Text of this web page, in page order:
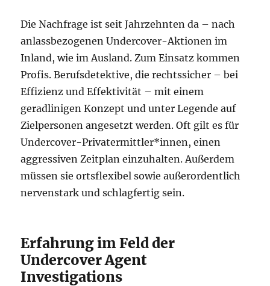
Die Nachfrage ist seit Jahrzehnten da – nach
anlassbezogenen Undercover-Aktionen im
Inland, wie im Ausland. Zum Einsatz kommen
Profis. Berufsdetektive, die rechtssicher – bei
Effizienz und Effektivität – mit einem
geradlinigen Konzept und unter Legende auf
Zielpersonen angesetzt werden. Oft gilt es für
Undercover-Privatermittler*innen, einen
aggressiven Zeitplan einzuhalten. Außerdem
müssen sie ortsflexibel sowie außerordentlich
nervenstark und schlagfertig sein.
Erfahrung im Feld der
Undercover Agent
Investigations